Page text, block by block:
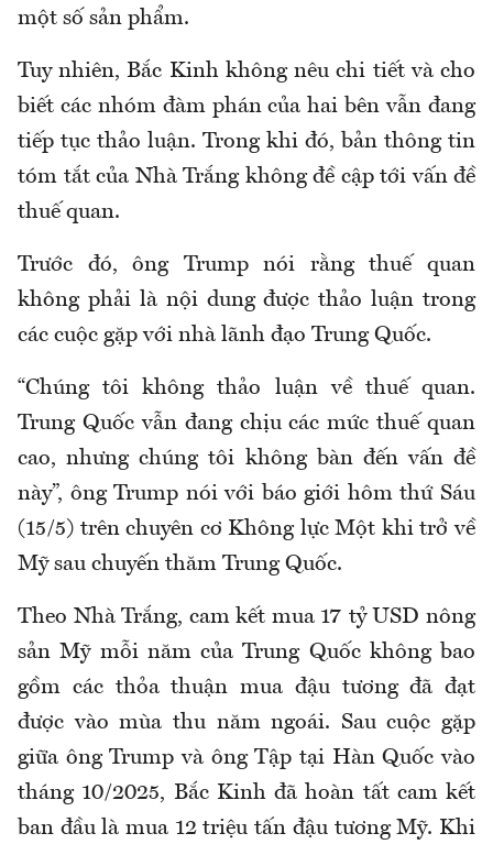
một số sản phẩm.
Tuy nhiên, Bắc Kinh không nêu chi tiết và cho
biết các nhóm đàm phán của hai bên vẫn đang
tiếp tục thảo luận. Trong khi đó, bản thông tin
tóm tắt của Nhà Trắng không đề cập tới vấn đề
thuế quan.
Trước đó, ông Trump nói rằng thuế quan
không phải là nội dung được thảo luận trong
các cuộc gặp với nhà lãnh đạo Trung Quốc.
“Chúng tôi không thảo luận về thuế quan.
Trung Quốc vẫn đang chịu các mức thuế quan
cao, nhưng chúng tôi không bàn đến vấn đề
này”, ông Trump nói với báo giới hôm thứ Sáu
(15/5) trên chuyên cơ Không lực Một khi trở về
Mỹ sau chuyến thăm Trung Quốc.
Theo Nhà Trắng, cam kết mua 17 tỷ USD nông
sản Mỹ mỗi năm của Trung Quốc không bao
gồm các thỏa thuận mua đậu tương đã đạt
được vào mùa thu năm ngoái. Sau cuộc gặp
giữa ông Trump và ông Tập tại Hàn Quốc vào
tháng 10/2025, Bắc Kinh đã hoàn tất cam kết
ban đầu là mua 12 triệu tấn đậu tương Mỹ. Khi